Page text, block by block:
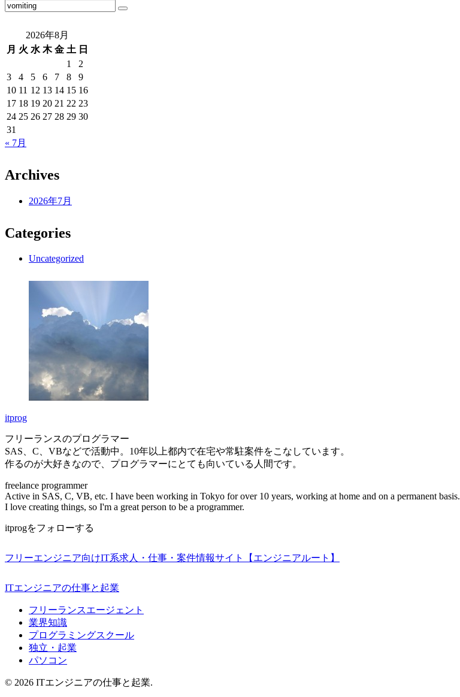
2026年8月
月 火 水 木 金 土 日
1
2
3
4 5 6 7 8
9
10 11 12 13 14 15 16
17 18 19 20 21 22 23
24 25 26 27 28 29 30
31
« 7月
Archives
2026年7月
Categories
Uncategorized
itprog
フリーランスのプログラマー
SAS、C、VBなどで活動中。10年以上都内で在宅や常駐案件をこなしています。
作るのが大好きなので、プログラマーにとても向いている人間です。
freelance programmer
Active in SAS, C, VB, etc. I have been working in Tokyo for over 10 years, working at home and on a permanent basis.
I love creating things, so I'm a great person to be a programmer.
itprogをフォローする
フリーエンジニア向けIT系求人・仕事・案件情報サイト【エンジニアルート】
ITエンジニアの仕事と起業
フリーランスエージェント
業界知識
プログラミングスクール
独立・起業
パソコン
© 2026 ITエンジニアの仕事と起業.